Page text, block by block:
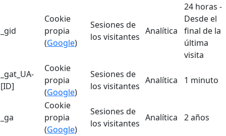
_gid
Cookie
propia
(Google)
Sesiones de
los visitantes
Analítica
24 horas -
Desde el
final de la
última
visita
_gat_UA-
[ID]
Cookie
propia
(Google)
Sesiones de
los visitantes
Analítica 1 minuto
_ga
Cookie
propia
(Google)
Sesiones de
los visitantes
Analítica 2 años